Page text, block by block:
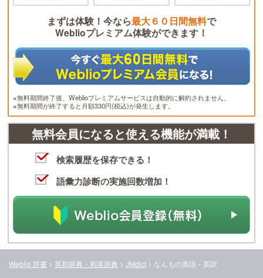
まずは体験！今なら最大６０日間無料で
Weblioプレミアム体験ができます！
※無料期間終了後、Weblioプレミアムサービスは自動的に解約されません。
※無料期間が終了すると月額330円(税込)が発生します。
無料会員になると使える機能が満載！
検索履歴を保存できる！
語彙力診断の実施回数増加！
Weblio 辞書 > 英和辞典・和英辞典 > JMdict > なんもの英語・英訳